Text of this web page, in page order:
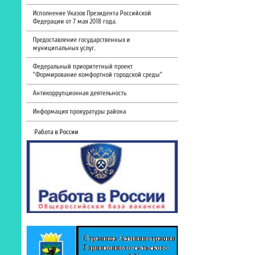
Исполнение Указов Президента Российской
Федерации от 7 мая 2018 года.
Предоставление государственных и
муниципальных услуг.
Федеральный приоритетный проект
"Формирование комфортной городской среды"
Антикоррупционная деятельность
Информация прокуратуры района
Работа в России